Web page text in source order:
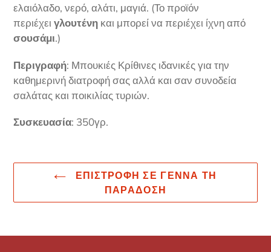
ελαιόλαδο, νερό, αλάτι, μαγιά. (Το προϊόν
περιέχει γλουτένη και μπορεί να περιέχει ίχνη από
σουσάμι.)
Περιγραφή: Μπουκιές Κρίθινες ιδανικές για την
καθημερινή διατροφή σας αλλά και σαν συνοδεία
σαλάτας και ποικιλίας τυριών.
Συσκευασία: 350γρ.
ΕΠΙΣΤΡΟΦΉ ΣΕ ΓΕΝΝΆ ΤΗ
ΠΑΡΆΔΟΣΗ